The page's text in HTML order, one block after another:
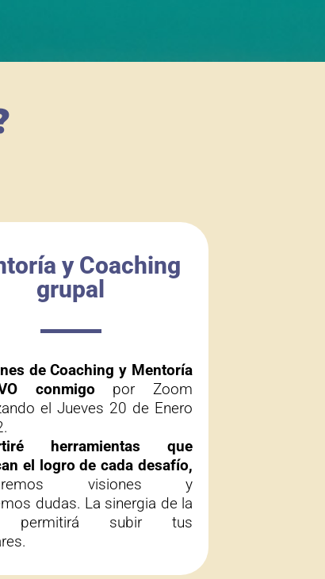
y Coaching
grupal
de Coaching y Mentoría
conmigo por Zoom
el Jueves 20 de Enero
herramientas que
el logro de cada desafío,
visiones y
dudas. La sinergia de la
permitirá subir tus